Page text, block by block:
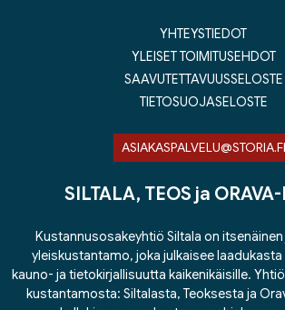
YHTEYSTIEDOT
YLEISET TOIMITUSEHDOT
SAAVUTETTAVUUSSELOSTE
TIETOSUOJASELOSTE
ASIAKASPALVELU@STORIA.FI
SILTALA, TEOS ja
Kustannusosakeyhtiö Siltala on
yleiskustantamo, joka julkaisee
kauno- ja tietokirjallisuutta kaikenikäisille.
kustantamosta: Siltalasta, Teoksesta ja